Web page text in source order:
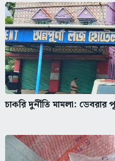
চাকরি দুর্নীতি মামলা: ডেবরার